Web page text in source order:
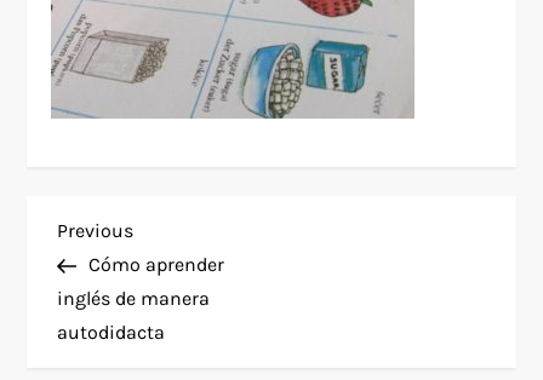
P
o
s
Previous
Post
Previous
Cómo aprender
inglés de manera
autodidacta